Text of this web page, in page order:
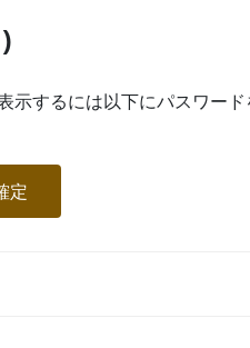
示するには以下にパスワー